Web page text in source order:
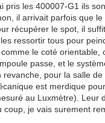
pris les 400007-G1 ils
il arrivait parfois que le
récupérer le spot, il
ressortir tous pour
comme le coté orientable,
passe, et le
revanche, pour la salle
est merdique
au Luxmètre). Leur
coup, je vais surement